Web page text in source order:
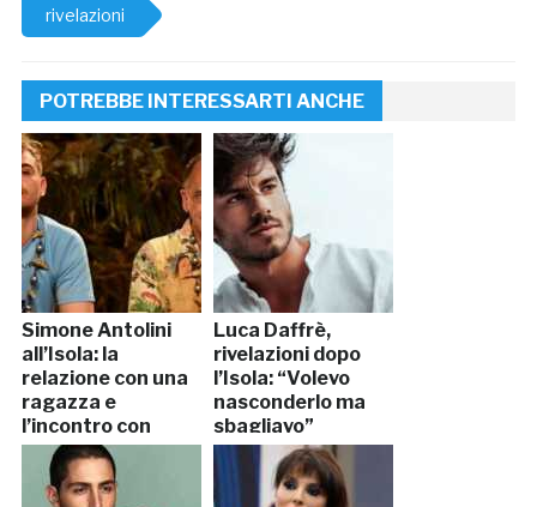
rivelazioni
POTREBBE INTERESSARTI ANCHE
Simone Antolini
all’Isola: la
relazione con una
ragazza e
l’incontro con
Cecchi Paone
Luca Daffrè,
rivelazioni dopo
l’Isola: “Volevo
nasconderlo ma
sbagliavo”